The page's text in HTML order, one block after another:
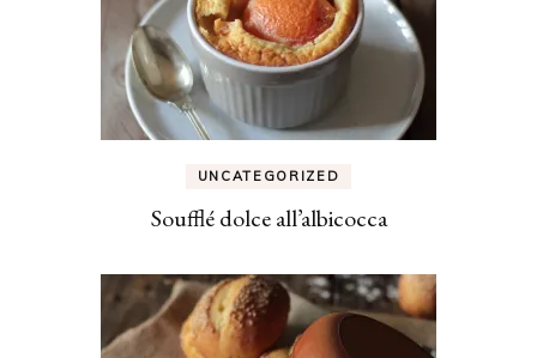
UNCATEGORIZED
Soufflé dolce all’albicocca